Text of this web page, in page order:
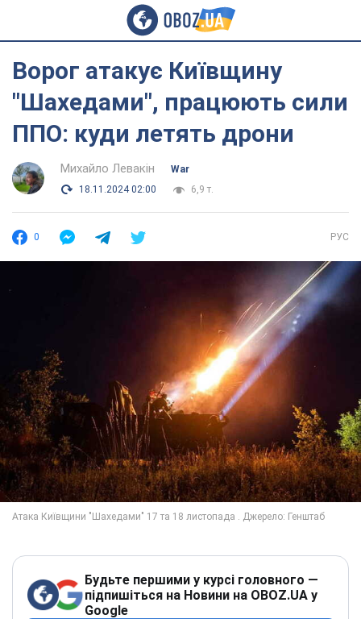
Ворог атакує Київщину
"Шахедами", працюють сили
ППО: куди летять дрони
Михайло Левакін
War
18.11.2024 02:00
6,9 т.
0 РУС
Будьте першими у курсі головного —
підпишіться на Новини на OBOZ.UA у
Google